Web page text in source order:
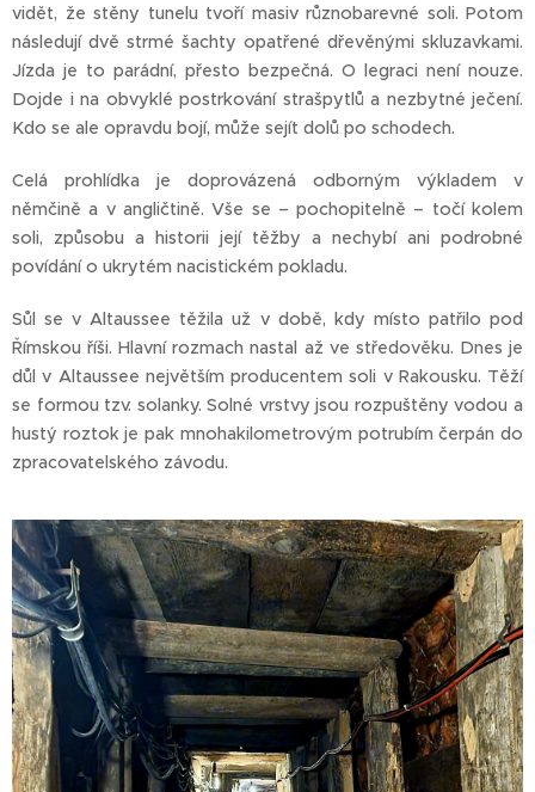
vidět, že stěny tunelu tvoří masiv různobarevné soli. Potom
následují dvě strmé šachty opatřené dřevěnými skluzavkami.
Jízda je to parádní, přesto bezpečná. O legraci není nouze.
Dojde i na obvyklé postrkování strašpytlů a nezbytné ječení.
Kdo se ale opravdu bojí, může sejít dolů po schodech.
Celá prohlídka je doprovázená odborným výkladem v
němčině a v angličtině. Vše se – pochopitelně – točí kolem
soli, způsobu a historii její těžby a nechybí ani podrobné
povídání o ukrytém nacistickém pokladu.
Sůl se v Altaussee těžila už v době, kdy místo patřilo pod
Římskou říši. Hlavní rozmach nastal až ve středověku. Dnes je
důl v Altaussee největším producentem soli v Rakousku. Těží
se formou tzv. solanky. Solné vrstvy jsou rozpuštěny vodou a
hustý roztok je pak mnohakilometrovým potrubím čerpán do
zpracovatelského závodu.